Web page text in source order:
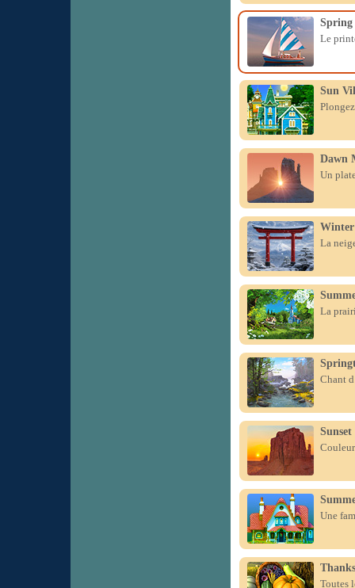
Spring
Le
Sun
Dawn
Un
La
La
Chant
Une
Toutes